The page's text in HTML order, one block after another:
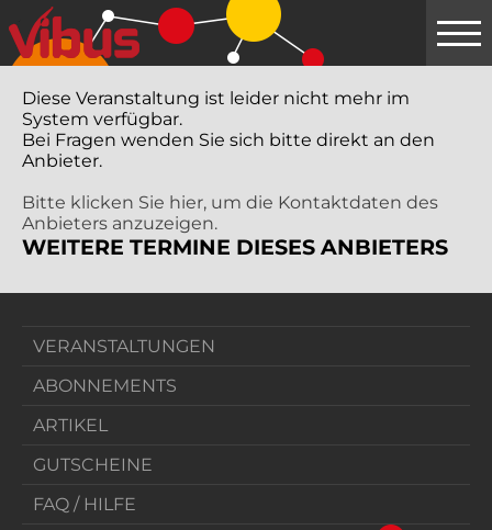
Springe
zum
Hauptinhalt
Diese Veranstaltung ist leider nicht mehr im
System verfügbar.
Bei Fragen wenden Sie sich bitte direkt an den
Anbieter.
Bitte klicken Sie hier, um die Kontaktdaten des
Anbieters anzuzeigen.
WEITERE TERMINE DIESES ANBIETERS
VERANSTALTUNGEN
ABONNEMENTS
ARTIKEL
GUTSCHEINE
FAQ / HILFE